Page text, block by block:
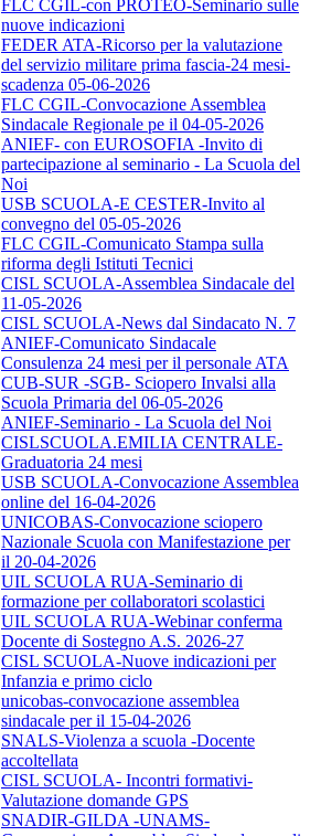
FLC CGIL-con PROTEO-Seminario sulle
nuove indicazioni
FEDER ATA-Ricorso per la valutazione
del servizio militare prima fascia-24 mesi-
scadenza 05-06-2026
FLC CGIL-Convocazione Assemblea
Sindacale Regionale pe il 04-05-2026
ANIEF- con EUROSOFIA -Invito di
partecipazione al seminario - La Scuola del
Noi
USB SCUOLA-E CESTER-Invito al
convegno del 05-05-2026
FLC CGIL-Comunicato Stampa sulla
riforma degli Istituti Tecnici
CISL SCUOLA-Assemblea Sindacale del
11-05-2026
CISL SCUOLA-News dal Sindacato N. 7
ANIEF-Comunicato Sindacale
Consulenza 24 mesi per il personale ATA
CUB-SUR -SGB- Sciopero Invalsi alla
Scuola Primaria del 06-05-2026
ANIEF-Seminario - La Scuola del Noi
CISLSCUOLA.EMILIA CENTRALE-
Graduatoria 24 mesi
USB SCUOLA-Convocazione Assemblea
online del 16-04-2026
UNICOBAS-Convocazione sciopero
Nazionale Scuola con Manifestazione per
il 20-04-2026
UIL SCUOLA RUA-Seminario di
formazione per collaboratori scolastici
UIL SCUOLA RUA-Webinar conferma
Docente di Sostegno A.S. 2026-27
CISL SCUOLA-Nuove indicazioni per
Infanzia e primo ciclo
unicobas-convocazione assemblea
sindacale per il 15-04-2026
SNALS-Violenza a scuola -Docente
accoltellata
CISL SCUOLA- Incontri formativi-
Valutazione domande GPS
SNADIR-GILDA -UNAMS-